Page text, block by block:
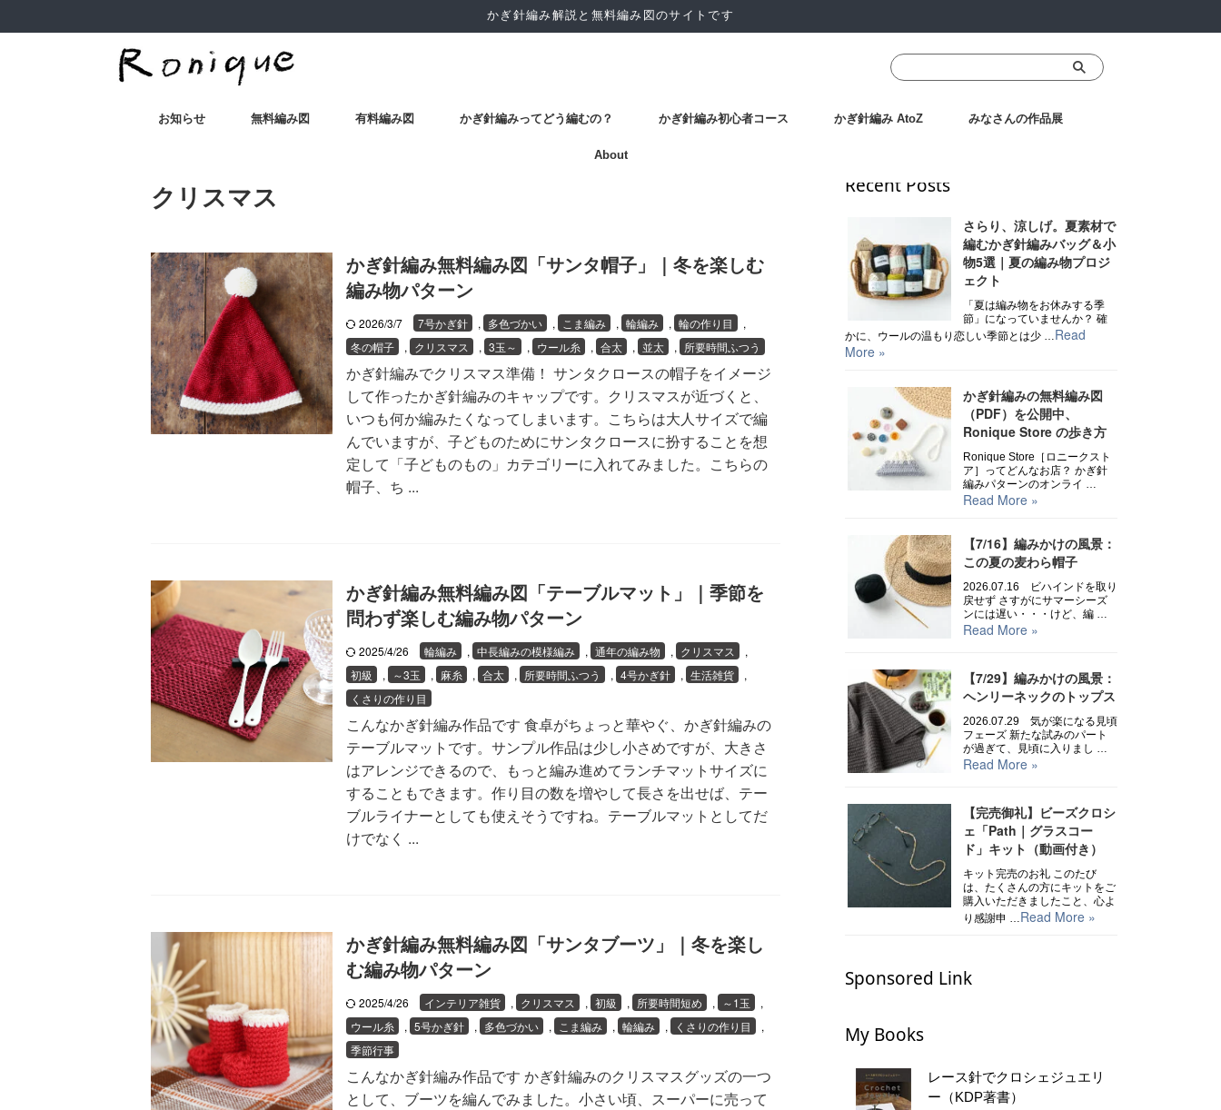
かぎ針編み解説と無料編み図のサイトです
お知らせ 無料編み図 有料編み図 かぎ針編みってどう編むの？ かぎ針編み初心者コース かぎ針編み AtoZ みなさんの作品展
About
クリスマス
かぎ針編み無料編み図「サンタ帽子」｜冬を楽しむ
編み物パターン
2026/3/7 7号かぎ針 , 多色づかい , こま編み , 輪編み , 輪の作り目
,
冬の帽子
, クリスマス , 3玉～ , ウール糸 , 合太 , 並太 , 所要時間ふつう
かぎ針編みでクリスマス準備！ サンタクロースの帽子をイメージ
して作ったかぎ針編みのキャップです。クリスマスが近づくと、
いつも何か編みたくなってしまいます。こちらは大人サイズで編
んでいますが、子どものためにサンタクロースに扮することを想
定して「子どものもの」カテゴリーに入れてみました。こちらの
帽子、ち ...
かぎ針編み無料編み図「テーブルマット」｜季節を
問わず楽しむ編み物パターン
2025/4/26 輪編み , 中長編みの模様編み , 通年の編み物 , クリスマス
,
初級
, ～3玉 , 麻糸 , 合太 , 所要時間ふつう , 4号かぎ針 , 生活雑貨
,
くさりの作り目
こんなかぎ針編み作品です 食卓がちょっと華やぐ、かぎ針編みの
テーブルマットです。サンプル作品は少し小さめですが、大きさ
はアレンジできるので、もっと編み進めてランチマットサイズに
することもできます。作り目の数を増やして長さを出せば、テー
ブルライナーとしても使えそうですね。テーブルマットとしてだ
けでなく ...
かぎ針編み無料編み図「サンタブーツ」｜冬を楽し
む編み物パターン
2025/4/26 インテリア雑貨 , クリスマス , 初級 , 所要時間短め , ～1玉
,
ウール糸
, 5号かぎ針 , 多色づかい , こま編み , 輪編み , くさりの作り目
,
季節行事
こんなかぎ針編み作品です かぎ針編みのクリスマスグッズの一つ
として、ブーツを編んでみました。小さい頃、スーパーに売って
Recent Posts
さらり、涼しげ。夏素材で
編むかぎ針編みバッグ＆小
物5選｜夏の編み物プロジ
ェクト
「夏は編み物をお休みする季
節」になっていませんか？ 確
かに、ウールの温もり恋しい季節とは少 …Read
More »
かぎ針編みの無料編み図
（PDF）を公開中、
Ronique Store の歩き方
Ronique Store［ロニークスト
ア］ってどんなお店？ かぎ針
編みパターンのオンライ …
Read More »
【7/16】編みかけの風景：
この夏の麦わら帽子
2026.07.16 ビハインドを取り
戻せず さすがにサマーシーズ
ンには遅い・・・けど、編 …
Read More »
【7/29】編みかけの風景：
ヘンリーネックのトップス
2026.07.29 気が楽になる見頃
フェーズ 新たな試みのパート
が過ぎて、見頃に入りまし …
Read More »
【完売御礼】ビーズクロシ
ェ「Path｜グラスコー
ド」キット（動画付き）
キット完売のお礼 このたび
は、たくさんの方にキットをご
購入いただきましたこと、心よ
り感謝申 …Read More »
Sponsored Link
My Books
レース針でクロシェジュエリ
ー（KDP著書）